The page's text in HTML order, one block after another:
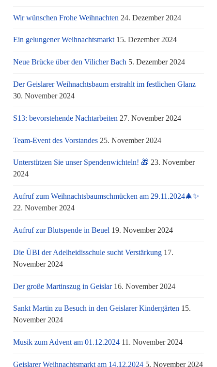
Wir wünschen Frohe Weihnachten 24. Dezember 2024
Ein gelungener Weihnachtsmarkt 15. Dezember 2024
Neue Brücke über den Vilicher Bach 5. Dezember 2024
Der Geislarer Weihnachtsbaum erstrahlt im festlichen Glanz
30. November 2024
S13: bevorstehende Nachtarbeiten 27. November 2024
Team-Event des Vorstandes 25. November 2024
Unterstützen Sie unser Spendenwichteln! 🎁 23. November
2024
Aufruf zum Weihnachtsbaumschmücken am 29.11.2024🎄✨
22. November 2024
Aufruf zur Blutspende in Beuel 19. November 2024
Die ÜBI der Adelheidisschule sucht Verstärkung 17.
November 2024
Der große Martinszug in Geislar 16. November 2024
Sankt Martin zu Besuch in den Geislarer Kindergärten 15.
November 2024
Musik zum Advent am 01.12.2024 11. November 2024
Geislarer Weihnachtsmarkt am 14.12.2024 5. November 2024